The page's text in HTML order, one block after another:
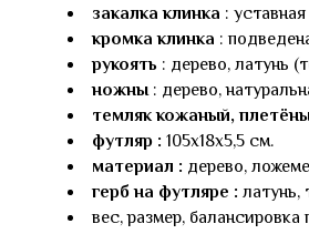
закалка клинка :
кромка клинка :
рукоять : дерево, латунь
ножны: дерево,
темляк кожаный,
футляр : 105х18х5,5 см.
материал : дерево,
герб на футляре : латунь,
вес, размер, балансировка